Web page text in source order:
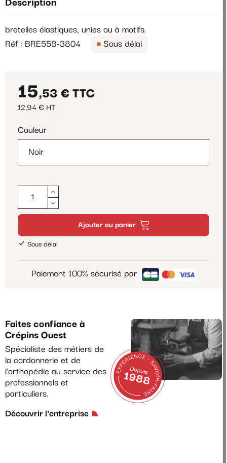
Description
bretelles élastiques, unies ou à motifs.
Réf : BRE558-3804
Sous délai
15,53 € TTC
12,94 € HT
Couleur
Ajouter au panier
Sous délai
Paiement 100% sécurisé par
Faites confiance à
Crépins Ouest
Spécialiste des métiers de
la cordonnerie et de
l’orthopédie au service des
professionnels et
particuliers.
Découvrir l'entreprise